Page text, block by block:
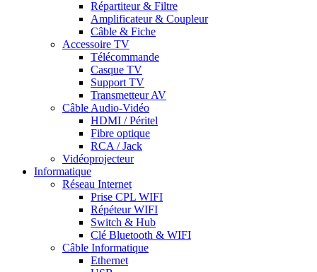
Répartiteur & Filtre
Amplificateur & Coupleur
Câble & Fiche
Accessoire TV
Télécommande
Casque TV
Support TV
Transmetteur AV
Câble Audio-Vidéo
HDMI / Péritel
Fibre optique
RCA / Jack
Vidéoprojecteur
Informatique
Réseau Internet
Prise CPL WIFI
Répéteur WIFI
Switch & Hub
Clé Bluetooth & WIFI
Câble Informatique
Ethernet